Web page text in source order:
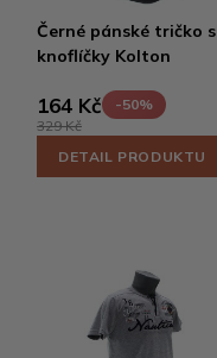
Černé pánské tričko s
knoflíčky Kolton
164 Kč
-50%
329 Kč
DETAIL PRODUKTU